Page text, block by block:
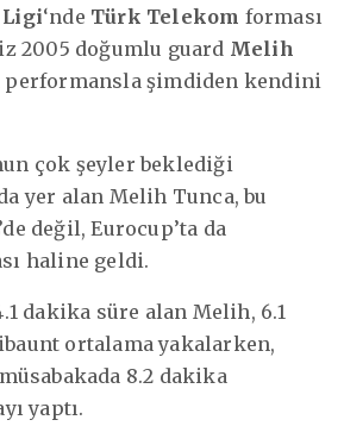
Ligi‘nde Türk Telekom forması
2005 doğumlu guard Melih
şimdiden kendini
çok şeyler beklediği
yer alan Melih Tunca, bu
değil, Eurocup’ta da
haline geldi.
dakika süre alan Melih, 6.1
ortalama yakalarken,
8.2 dakika
yaptı.